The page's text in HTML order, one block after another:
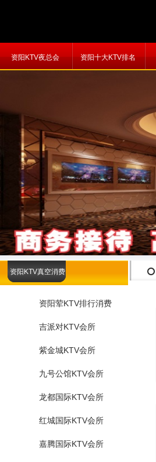
资阳KTV夜总会 资阳十大KTV排名
资阳KTV真空消费
资阳荤KTV排行消费
吉派对KTV会所
紫金城KTV会所
九号公馆KTV会所
龙都国际KTV会所
红城国际KTV会所
嘉腾国际KTV会所